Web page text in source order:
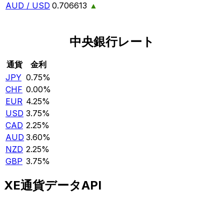
AUD / USD 0.706613 ▲
中央銀行レート
通貨
金利
JPY 0.75%
CHF 0.00%
EUR 4.25%
USD 3.75%
CAD 2.25%
AUD 3.60%
NZD 2.25%
GBP 3.75%
XE通貨データAPI